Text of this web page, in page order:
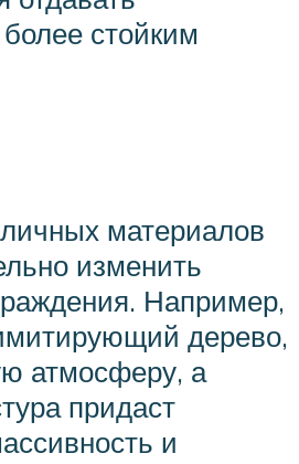
стойким
материалов
изменить
Например,
дерево,
атмосферу, а
придаст
и